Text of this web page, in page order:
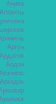
Анива
Апатиты
Аргун
Ардатов
Ардон
Аркадак